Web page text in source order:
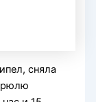
сняла